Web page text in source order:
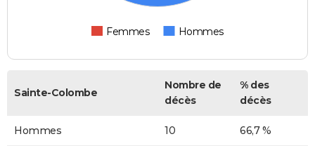
Femmes Hommes
Sainte-Colombe
Nombre de
décès
% des
décès
Hommes 10 66,7 %